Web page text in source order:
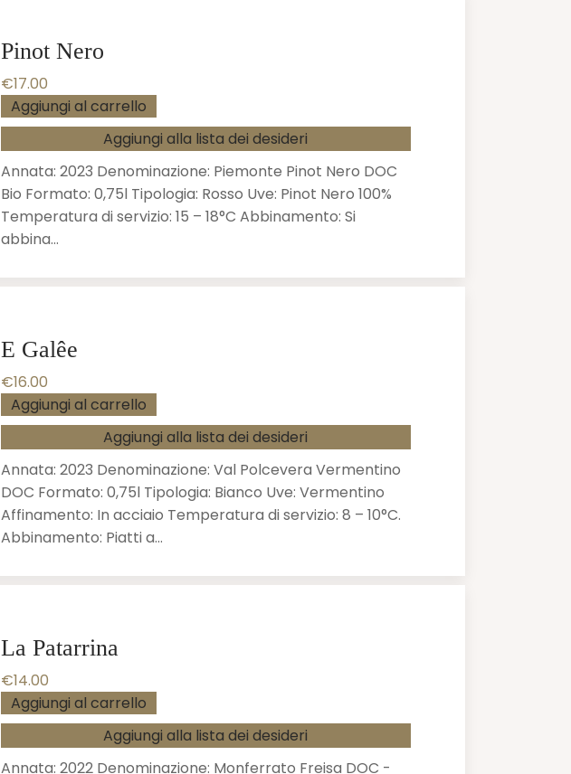
Pinot Nero
€17.00
Aggiungi al carrello
Aggiungi alla lista dei desideri
Annata: 2023 Denominazione: Piemonte Pinot Nero DOC
Bio Formato: 0,75l Tipologia: Rosso Uve: Pinot Nero 100%
Temperatura di servizio: 15 – 18°C Abbinamento: Si
abbina…
E Galêe
€16.00
Aggiungi al carrello
Aggiungi alla lista dei desideri
Annata: 2023 Denominazione: Val Polcevera Vermentino
DOC Formato: 0,75l Tipologia: Bianco Uve: Vermentino
Affinamento: In acciaio Temperatura di servizio: 8 – 10°C.
Abbinamento: Piatti a…
La Patarrina
€14.00
Aggiungi al carrello
Aggiungi alla lista dei desideri
Annata: 2022 Denominazione: Monferrato Freisa DOC -